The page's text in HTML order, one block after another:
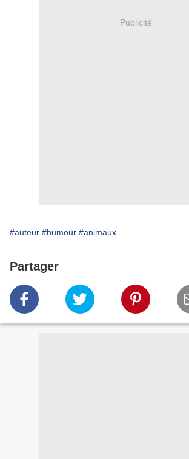
Publicité
#auteur #humour #animaux
Partager